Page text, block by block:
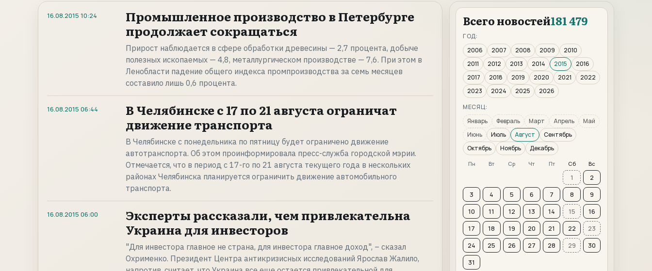
16.08.2015 10:24
Промышленное производство в Петербурге
продолжает сокращаться
Прирост наблюдается в сфере обработки древесины — 2,7 процента, добыче
полезных ископаемых — 4,8, металлургическом производстве — 7,6. При этом в
Ленобласти падение общего индекса промпроизводства за семь месяцев
составило лишь 0,6 процента.
16.08.2015 06:44
В Челябинске с 17 по 21 августа ограничат
движение транспорта
В Челябинске с понедельника по пятницу будет ограничено движение
автотранспорта. Об этом проинформировала пресс-служба городской мэрии.
Отмечается, что в период с 17-го по 21 августа текущего года в нескольких
районах Челябинска планируется ограничить движение автомобильного
транспорта.
16.08.2015 06:00
Эксперты рассказали, чем привлекательна
Украина для инвесторов
"Для инвестора главное не страна, для инвестора главное доход", – сказал
Охрименко. Президент Центра антикризисных исследований Ярослав Жалило,
Всего новостей181 479
ГОД:
2006
2007 2008 2009
2010
2011
2012 2013 2014 2015
2016
2017
2018 2019 2020 2021
2022
2023
2024 2025
2026
МЕСЯЦ:
Январь
Февраль Март Апрель
Май
Июнь
Июль Август
Сентябрь
Октябрь
Ноябрь Декабрь
Пн Вт Ср Чт Пт Сб Вс
1
2
3
4 5 6 7 8
9
10
11 12 13 14 15
16
17
18 19 20 21 22
23
24
25 26 27 28 29
30
31